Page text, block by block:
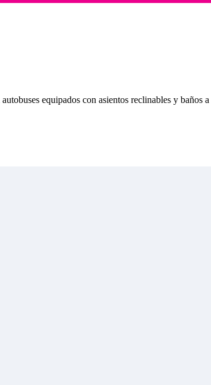
equipados con asientos reclinables y baños